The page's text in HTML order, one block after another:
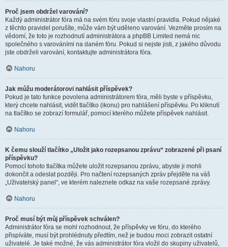
Proč jsem obdržel varování?
Každý administrátor fóra má na svém fóru svoje vlastní pravidla. Pokud nějaké
z těchto pravidel porušíte, může vám být uděleno varování. Vezměte prosím na
vědomí, že toto je rozhodnutí administrátora a phpBB Limited nemá nic
společného s varováními na daném fóru. Pokud si nejste jisti, z jakého důvodu
jste obdrželi varování, kontaktujte administrátora fóra.
Nahoru
Jak můžu moderátorovi nahlásit příspěvek?
Pokud je tato funkce povolena administrátorem fóra, měli byste v příspěvku,
který chcete nahlásit, vidět tlačítko (ikonu) pro nahlášení příspěvku. Po kliknutí
na tlačítko se zobrazí formulář, pomocí kterého můžete příspěvek nahlásit.
Nahoru
K čemu slouží tlačítko „Uložit jako rozepsanou zprávu“ zobrazené při psaní
příspěvku?
Pomocí tohoto tlačítka můžete uložit rozepsanou zprávu, abyste ji mohli
dokončit a odeslat později. Pro načtení rozepsaných zpráv přejděte na váš
„Uživatelský panel“, ve kterém naleznete odkaz na vaše rozepsané zprávy.
Nahoru
Proč musí být můj příspěvek schválen?
Administrátor fóra se mohl rozhodnout, že příspěvky ve fóru, do kterého
přispíváte, musí být prohlédnuty předtím, než je budou moci zobrazit ostatní
uživatelé. Je také možné, že vás administrátor fóra vložil do skupiny uživatelů,